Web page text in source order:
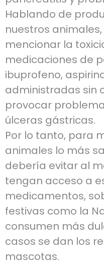
Hablando de
nuestros
mencionar la
medicaciones de
ibuprofeno,
administradas sin
provocar
úlceras gástricas.
Por lo tanto, para
animales lo más
debería evitar al
tengan acceso a
medicamentos,
festivas como la
consumen más
casos se dan los
mascotas.